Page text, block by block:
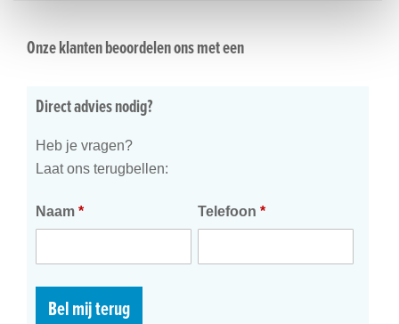
Onze klanten beoordelen ons met een
Direct advies nodig?
Heb je vragen?
Laat ons terugbellen:
Naam * Telefoon *
Bel mij terug